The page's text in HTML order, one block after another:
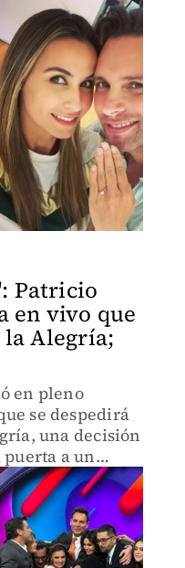
Patricio
en vivo que
la Alegría;
en pleno
se despedirá
una decisión
puerta a un
carrera.